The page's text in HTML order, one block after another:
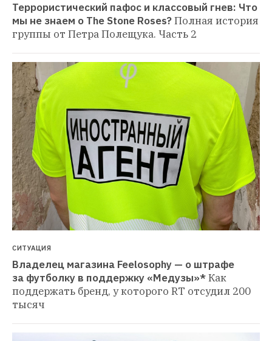
Террористический пафос и классовый гнев: Что
мы не знаем о The Stone Roses?Полная история
группы от Петра Полещука. Часть 2
СИТУАЦИЯ
Владелец магазина Feelosophy — о штрафе
за футболку в поддержку «Медузы»*Как
поддержать бренд, у которого RT отсудил 200
тысяч